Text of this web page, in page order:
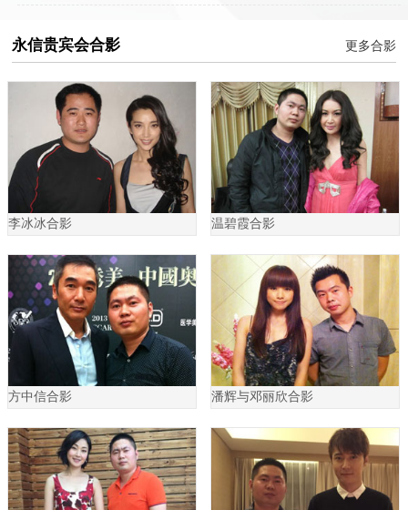
永信贵宾会合影 更多合影
李冰冰合影 温碧霞合影
方中信合影 潘辉与邓丽欣合影